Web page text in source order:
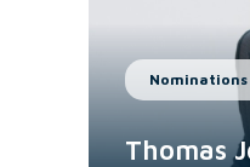
Nominations
Thomas